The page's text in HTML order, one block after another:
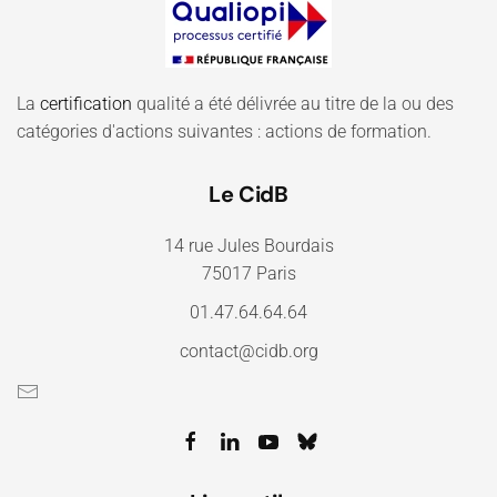
La certification qualité a été délivrée au titre de la ou des
catégories d'actions suivantes : actions de formation.
Le CidB
14 rue Jules Bourdais
75017 Paris
01.47.64.64.64
contact@cidb.org